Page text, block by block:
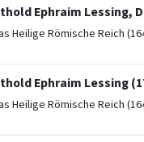
Ephraim Lessing,
Heilige Römische Reich
Ephraim Lessing
Heilige Römische Reich